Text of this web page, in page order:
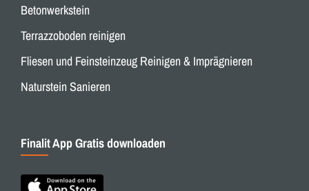
Betonwerkstein
Terrazzoboden reinigen
Fliesen und Feinsteinzeug Reinigen & Imprägnieren
Naturstein Sanieren
Finalit App Gratis downloaden